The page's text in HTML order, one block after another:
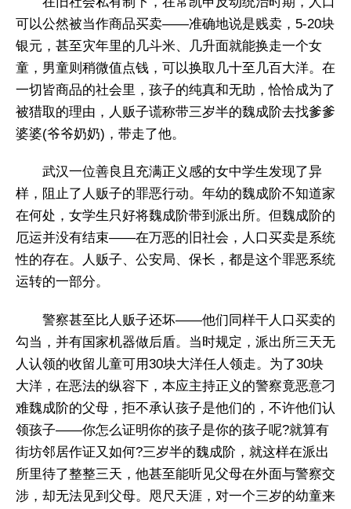
可以公然被当作商品买卖——准确地说是贱卖，5-20块
银元，甚至灾年里的几斗米、几升面就能换走一个女
童，男童则稍微值点钱，可以换取几十至几百大洋。在
一切皆商品的社会里，孩子的纯真和无助，恰恰成为了
被猎取的理由，人贩子谎称带三岁半的魏成阶去找爹爹
婆婆(爷爷奶奶)，带走了他。
武汉一位善良且充满正义感的女中学生发现了异
样，阻止了人贩子的罪恶行动。年幼的魏成阶不知道家
在何处，女学生只好将魏成阶带到派出所。但魏成阶的
厄运并没有结束——在万恶的旧社会，人口买卖是系统
性的存在。人贩子、公安局、保长，都是这个罪恶系统
运转的一部分。
警察甚至比人贩子还坏——他们同样干人口买卖的
勾当，并有国家机器做后盾。当时规定，派出所三天无
人认领的收留儿童可用30块大洋任人领走。为了30块
大洋，在恶法的纵容下，本应主持正义的警察竟恶意刁
难魏成阶的父母，拒不承认孩子是他们的，不许他们认
领孩子——你怎么证明你的孩子是你的孩子呢?就算有
街坊邻居作证又如何?三岁半的魏成阶，就这样在派出
所里待了整整三天，他甚至能听见父母在外面与警察交
涉，却无法见到父母。咫尺天涯，对一个三岁的幼童来